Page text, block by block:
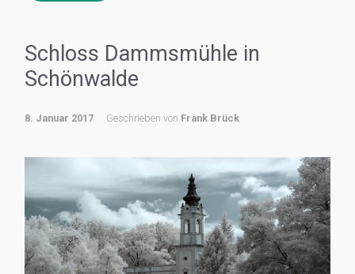
Schloss Dammsmühle in
Schönwalde
8. Januar 2017 Geschrieben von Frank Brück